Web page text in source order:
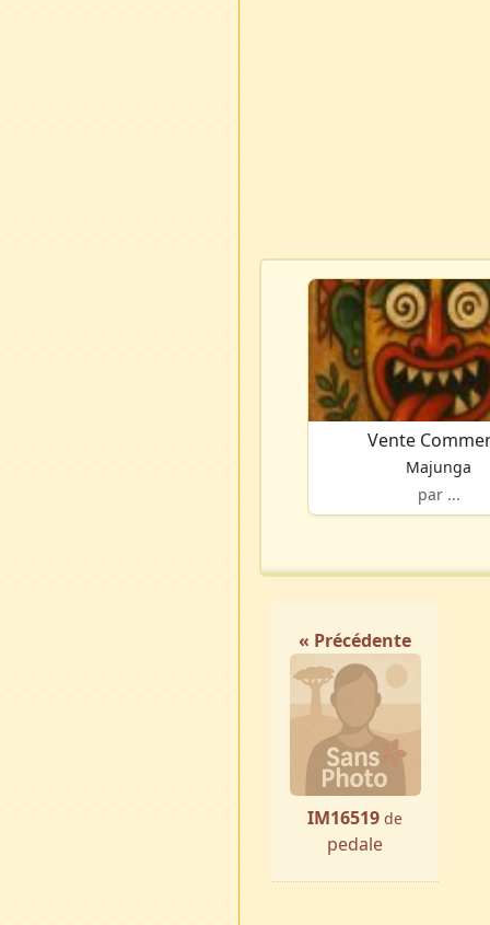
Vente
Majunga
par ...
« Précédente
IM16519 de
pedale